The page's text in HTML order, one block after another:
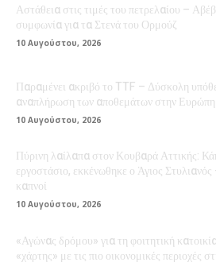
Αστάθεια στις τιμές του πετρελαίου –
συμφωνία για τα Στενά του Ορμούζ
10 Αυγούστου, 2026
Παραμένει ακριβό το TTF – Δύσκολη
αναπλήρωση των αποθεμάτων στην Ευρώπη
10 Αυγούστου, 2026
Πύρινη λαίλαπα στον Κουβαρά Αττικής:
εργοστάσιο, εκκένωθηκε ο Άγιος
καπνοί
10 Αυγούστου, 2026
«Αγώνας δρόμου» για τη φοιτητική
«χάρτης» με τις πιο οικονομικές περιοχές